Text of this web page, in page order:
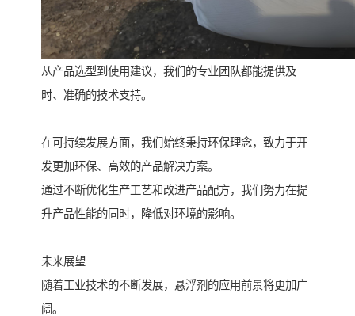
从产品选型到使用建议，我们的专业团队都能提供及
时、准确的技术支持。
在可持续发展方面，我们始终秉持环保理念，致力于开
发更加环保、高效的产品解决方案。
通过不断优化生产工艺和改进产品配方，我们努力在提
升产品性能的同时，降低对环境的影响。
未来展望
随着工业技术的不断发展，悬浮剂的应用前景将更加广
阔。